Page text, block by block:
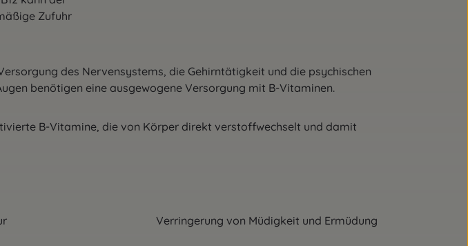
Zufuhr
des Nervensystems, die Gehirntätigkeit und die psychischen
benötigen eine ausgewogene Versorgung mit B-Vitaminen.
B-Vitamine, die von Körper direkt verstoffwechselt und damit
zur Verringerung von Müdigkeit und Ermüdung